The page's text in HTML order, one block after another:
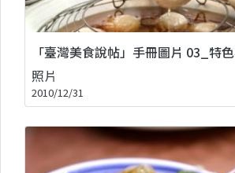
「臺灣美食說帖」手冊圖片 03_特
照片
2010/12/31